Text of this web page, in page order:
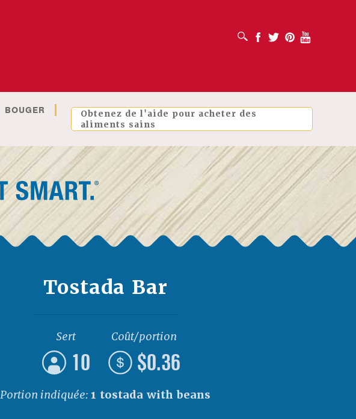
OUVRIR LA BOÎTE DE RECHERCHE
Facebook
Twitter PinterestYoutube
BOUGER
Obtenez de l'aide pour acheter des
aliments sains
Tostada Bar
Sert
10
Coût/portion
$0.36
Portion indiquée: 1 tostada with beans